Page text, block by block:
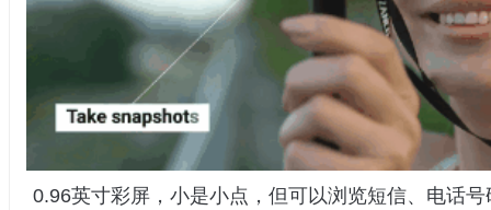
0.96英寸彩屏，小是小点，但可以浏览短信、电话